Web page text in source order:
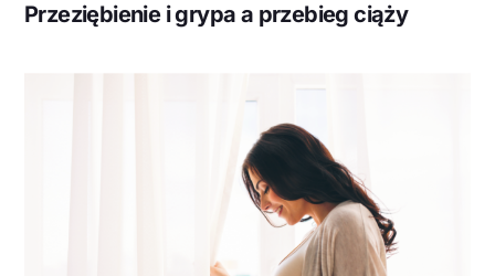
Przeziębienie i grypa a przebieg ciąży